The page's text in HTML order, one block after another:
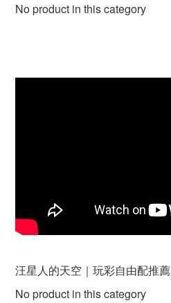
No product in this category
汪星人的天空｜玩彩自由配推薦
No product in this category